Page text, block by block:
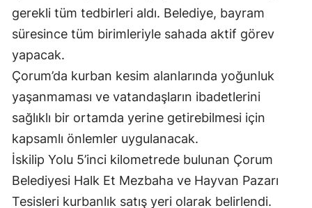
Erzincan
Erzurum
Gaziantep
Giresun
Gümüşhane
Hakkari
gerekli tüm tedbirleri aldı. Belediye, bayram
süresince tüm birimleriyle sahada aktif görev
yapacak.
Çorum’da kurban kesim alanlarında yoğunluk
yaşanmaması ve vatandaşların ibadetlerini
sağlıklı bir ortamda yerine getirebilmesi için
kapsamlı önlemler uygulanacak.
İskilip Yolu 5’inci kilometrede bulunan Çorum
Belediyesi Halk Et Mezbaha ve Hayvan Pazarı
Tesisleri kurbanlık satış yeri olarak belirlendi.